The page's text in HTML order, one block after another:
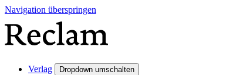
Navigation überspringen
Verlag Dropdown umschalten